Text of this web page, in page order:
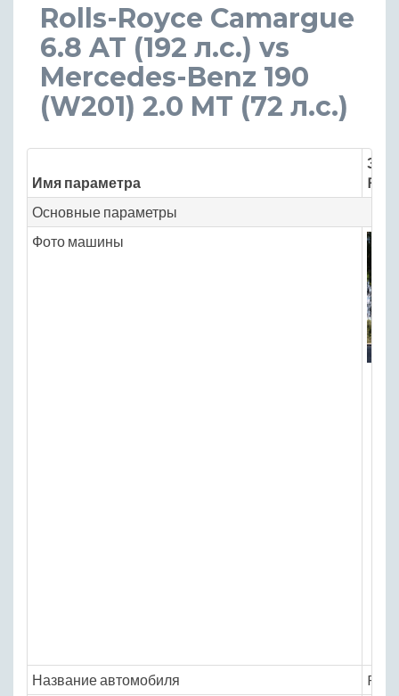
Rolls-Royce Camargue
6.8 AT (192 л.с.) vs
Mercedes-Benz 190
(W201) 2.0 MT (72 л.с.)
Имя параметра
Основные параметры
Фото машины
Название автомобиля